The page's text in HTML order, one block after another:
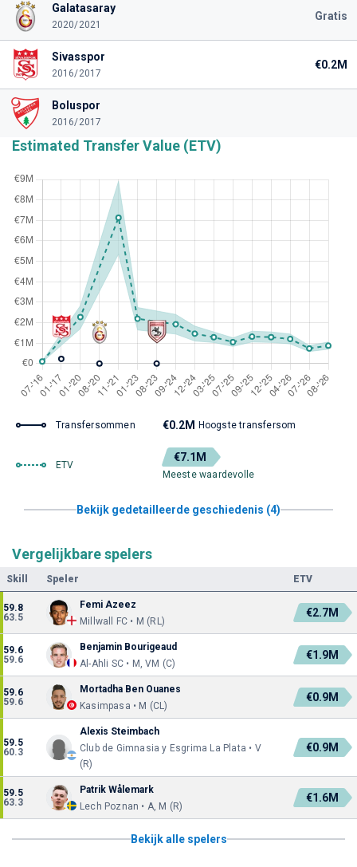
Galatasaray
2020/2021
Gratis
Sivasspor
2016/2017
€0.2M
Boluspor
2016/2017
Estimated Transfer Value (ETV)
Transfersommen €0.2M Hoogste transfersom
ETV
€7.1M
Meeste waardevolle
Bekijk gedetailleerde geschiedenis (4)
Vergelijkbare spelers
Skill Speler ETV
59.8
63.5
Femi Azeez
Millwall FC • M (RL)
€2.7M
59.6
59.6
Benjamin Bourigeaud
Al-Ahli SC • M, VM (C)
€1.9M
59.6
59.6
Mortadha Ben Ouanes
Kasimpasa • M (CL)
€0.9M
59.5
60.3
Alexis Steimbach
Club de Gimnasia y Esgrima La Plata • V
(R)
€0.9M
59.5
63.3
Patrik Wålemark
Lech Poznan • A, M (R)
€1.6M
Bekijk alle spelers